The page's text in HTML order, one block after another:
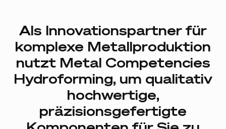
Als Innovationspartner für
komplexe Metallproduktion
nutzt Metal Competencies
Hydroforming, um qualitativ
hochwertige,
präzisionsgefertigte